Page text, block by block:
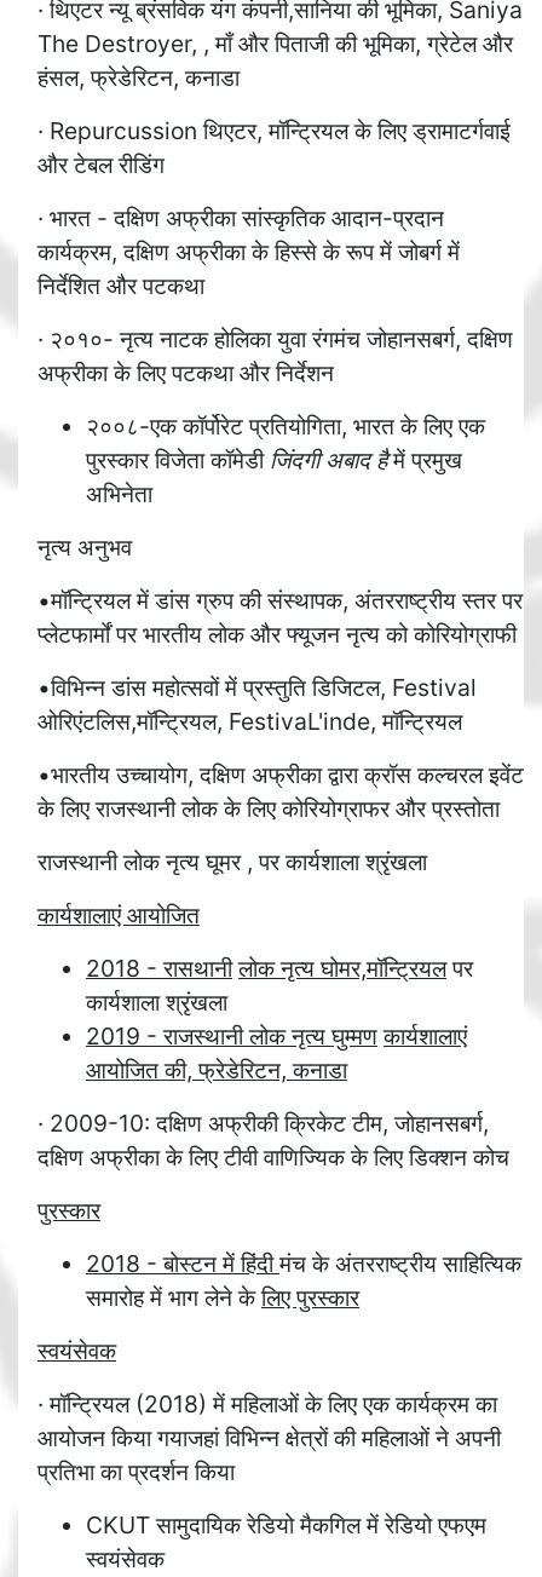
· थिएटर न्यू ब्रंसविक यंग कंपनी,सानिया की भूमिका, Saniya
The Destroyer, , माँ और पिताजी की भूमिका, ग्रेटेल और
हंसल, फ्रेडेरिटन, कनाडा
· Repurcussion थिएटर, मॉन्ट्रियल के लिए ड्रामाटर्गवाई
और टेबल रीडिंग
· भारत - दक्षिण अफ्रीका सांस्कृतिक आदान-प्रदान
कार्यक्रम, दक्षिण अफ्रीका के हिस्से के रूप में जोबर्ग में
निर्देशित और पटकथा
· २०१०- नृत्य नाटक होलिका युवा रंगमंच जोहानसबर्ग, दक्षिण
अफ्रीका के लिए पटकथा और निर्देशन
२००८-एक कॉर्पोरेट प्रतियोगिता, भारत के लिए एक
पुरस्कार विजेता कॉमेडी जिंदगी अबादहैमें प्रमुख
अभिनेता
नृत्य अनुभव
•मॉन्ट्रियल में डांस ग्रुप की संस्थापक, अंतरराष्ट्रीय स्तर पर
प्लेटफार्मों पर भारतीय लोक और फ्यूजन नृत्य को कोरियोग्राफी
•विभिन्न डांस महोत्सवों में प्रस्तुति डिजिटल, Festival
ओरिएंटलिस,मॉन्ट्रियल, FestivaL'inde, मॉन्ट्रियल
•भारतीय उच्चायोग, दक्षिण अफ्रीका द्वारा क्रॉस कल्चरल इवेंट
के लिए राजस्थानी लोक के लिए कोरियोग्राफर और प्रस्तोता
राजस्थानी लोक नृत्य घूमर , पर कार्यशाला श्रृंखला
कार्यशालाएं आयोजित
2018 - रासथानी लोक नृत्यघोमर,मॉन्ट्रियलपर
कार्यशाला श्रृंखला
2019 - राजस्थानी लोक नृत्य घुम्मण कार्यशालाएं
आयोजित की, फ्रेडेरिटन,कनाडा
· 2009-10: दक्षिण अफ्रीकी क्रिकेट टीम, जोहानसबर्ग,
दक्षिण अफ्रीका के लिए टीवी वाणिज्यिक के लिए डिक्शन कोच
पुरस्कार
2018 - बोस्टन में हिंदीमंच के अंतरराष्ट्रीय साहित्यिक
समारोह में भाग लेने केलिए पुरस्कार
स्वयंसेवक
· मॉन्ट्रियल (2018) में महिलाओं के लिए एक कार्यक्रम का
आयोजन किया गयाजहां विभिन्न क्षेत्रों की महिलाओं ने अपनी
प्रतिभा का प्रदर्शन किया
CKUT सामुदायिक रेडियो मैकगिल में रेडियो एफएम
स्वयंसेवक